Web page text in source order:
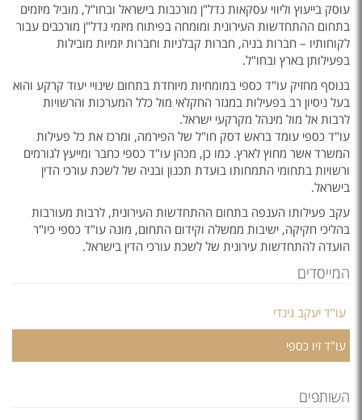
עוסק בייעוץ וליווי עסקאות נדל"ן מורכבות בישראל ובחו"ל, מוביל מיזמים
בתחום ההתחדשות העירונית ומומחה בפיתוח מיזמי נדל"ן מורכבים עבור
לקוחותיו – חברות בניה, חברות קבלניות וחברות יזמיות מובילות
בפעילותן בארץ ובחו"ל.
בנוסף מחזיק עו"ד כספי במומחיות מיוחדת בתחום שינויי יעוד קרקע והוא
בעל ניסיון רב בפעילות במגזר החקלאי מול כלל המערכות והרשויות
לרבות אל מול מינהל מקרקעי ישראל.
עו"ד כספי עומד בראש דסק חו"ל של הפירמה, ומרכז את כל פעילות
המשרד אשר מחוץ לארץ. כמו כן, מכהן עו"ד כספי כחבר ומייעץ לגורמים
ורשויות בתחומי התמחותו בועדת תכנון ובניה של לשכת עורכי הדין
בישראל.
עקב פעילותו הענפה בתחום ההתחדשות העירונית, לרבות מעורבות
בהליכי חקיקה, ישיבות ממשלה וקידום התחום, מונה עו"ד כספי כיו"ר
הועדה להתחדשות עירונית של לשכת עורכי הדין בישראל.
המייסדים
עו"ד יעקב גינדי
עו"ד זיו כספי
השותפים